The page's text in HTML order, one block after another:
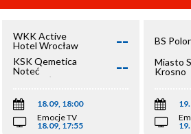
WKK Active
Hotel Wrocław
--
KSK Qemetica
Noteć
Inowrocław
--
18.09, 18:00
Emocje TV
18.09, 17:55
BS
Miasto
Krosno